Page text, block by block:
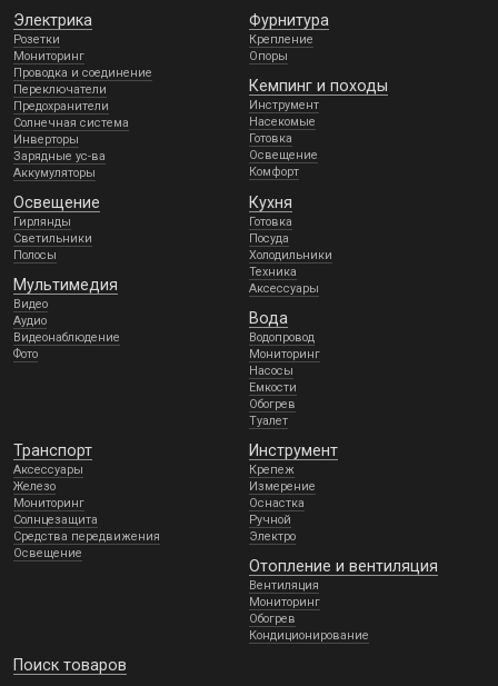
Электрика
Розетки
Мониторинг
Проводка и соединение
Переключатели
Предохранители
Солнечная система
Инверторы
Зарядные ус-ва
Аккумуляторы
Фурнитура
Крепление
Опоры
Кемпинг и походы
Инструмент
Насекомые
Готовка
Освещение
Комфорт
Освещение
Гирлянды
Светильники
Полосы
Мультимедия
Видео
Аудио
Видеонаблюдение
Фото
Кухня
Готовка
Посуда
Холодильники
Техника
Аксессуары
Вода
Водопровод
Мониторинг
Насосы
Емкости
Обогрев
Туалет
Транспорт
Аксессуары
Железо
Мониторинг
Солнцезащита
Средства передвижения
Освещение
Инструмент
Крепеж
Измерение
Оснастка
Ручной
Электро
Отопление и вентиляция
Вентиляция
Мониторинг
Обогрев
Кондиционирование
Поиск товаров